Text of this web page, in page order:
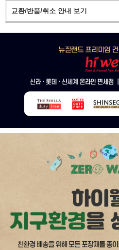
교환/반품/취소 안내 보기